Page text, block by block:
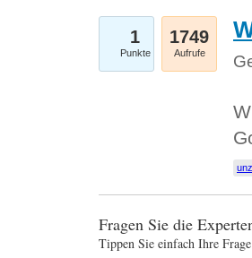
1
Punkte
1749
Aufrufe
Fragen Sie die
Tippen Sie einfach Ihre